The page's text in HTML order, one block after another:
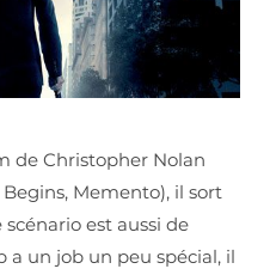
de Christopher Nolan
Memento), il sort
scénario est aussi de
a un job un peu spécial, il